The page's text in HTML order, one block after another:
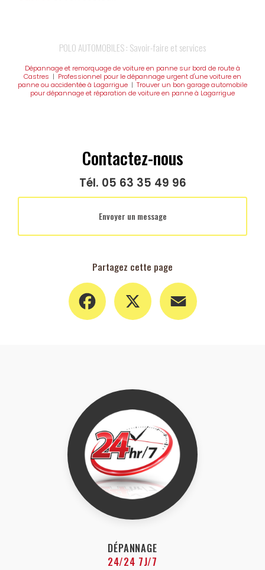
POLO AUTOMOBILES : Savoir-faire et services
Dépannage et remorquage de voiture en panne sur bord de route à
Castres | Professionnel pour le dépannage urgent d'une voiture en
panne ou accidentée à Lagarrigue | Trouver un bon garage automobile
pour dépannage et réparation de voiture en panne à Lagarrigue
Contactez-nous
Tél. 05 63 35 49 96
Envoyer un message
Partagez cette page
Facebook
DÉPANNAGE
24/24 7J/7